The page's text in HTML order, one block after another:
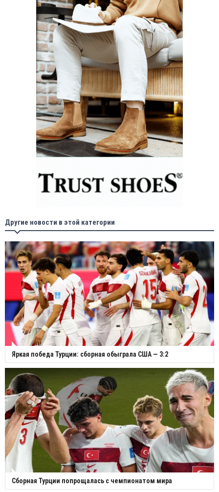
Другие новости в этой категории
Яркая победа Турции: сборная обыграла США — 3:2
Сборная Турции попрощалась с чемпионатом мира